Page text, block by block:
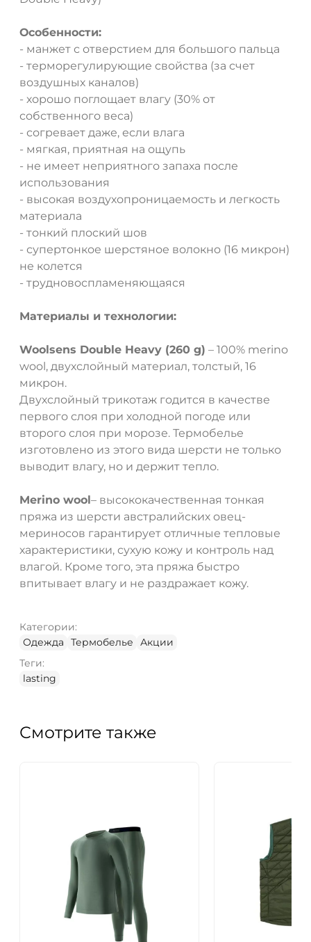
Особенности:
- манжет с отверстием для большого пальца
- терморегулирующие свойства (за счет
воздушных каналов)
- хорошо поглощает влагу (30% от
собственного веса)
- согревает даже, если влага
- мягкая, приятная на ощупь
- не имеет неприятного запаха после
использования
- высокая воздухопроницаемость и легкость
материала
- тонкий плоский шов
- супертонкое шерстяное волокно (16 микрон)
не колется
- трудновоспламеняющаяся
Материалы и технологии:
Woolsens Double Heavy (260 g) – 100% merino
wool, двухслойный материал, толстый, 16
микрон.
Двухслойный трикотаж годится в качестве
первого слоя при холодной погоде или
второго слоя при морозе. Термобелье
изготовлено из этого вида шерсти не только
выводит влагу, но и держит тепло.
Merino wool– высококачественная тонкая
пряжа из шерсти австралийских овец-
мериносов гарантирует отличные тепловые
характеристики, сухую кожу и контроль над
влагой. Кроме того, эта пряжа быстро
впитывает влагу и не раздражает кожу.
Категории:
Одежда
Термобелье
Акции
Теги:
lasting
Смотрите также
ДА